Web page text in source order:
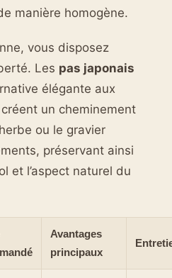
manière homogène.
vous disposez
Les pas japonais
élégante aux
un cheminement
ou le gravier
préservant ainsi
et l’aspect naturel du
Avantages
principaux